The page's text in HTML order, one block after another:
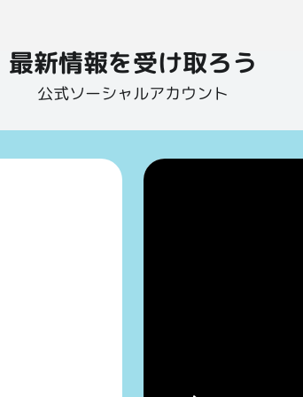
最新情報を受け取ろう
公式ソーシャルアカウント